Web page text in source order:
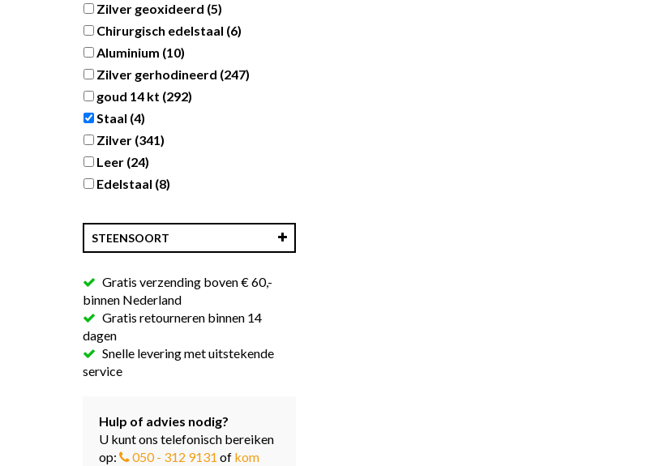
Zilver geoxideerd (5)
Chirurgisch edelstaal (6)
Aluminium (10)
Zilver gerhodineerd (247)
goud 14 kt (292)
Staal (4)
Zilver (341)
Leer (24)
Edelstaal (8)
STEENSOORT
Gratis verzending boven € 60,-
binnen Nederland
Gratis retourneren binnen 14
dagen
Snelle levering met uitstekende
service
Hulp of advies nodig?
U kunt ons telefonisch bereiken
op:
050 - 312 9131 of kom